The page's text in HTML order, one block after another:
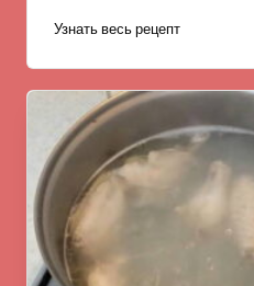
Узнать весь рецепт